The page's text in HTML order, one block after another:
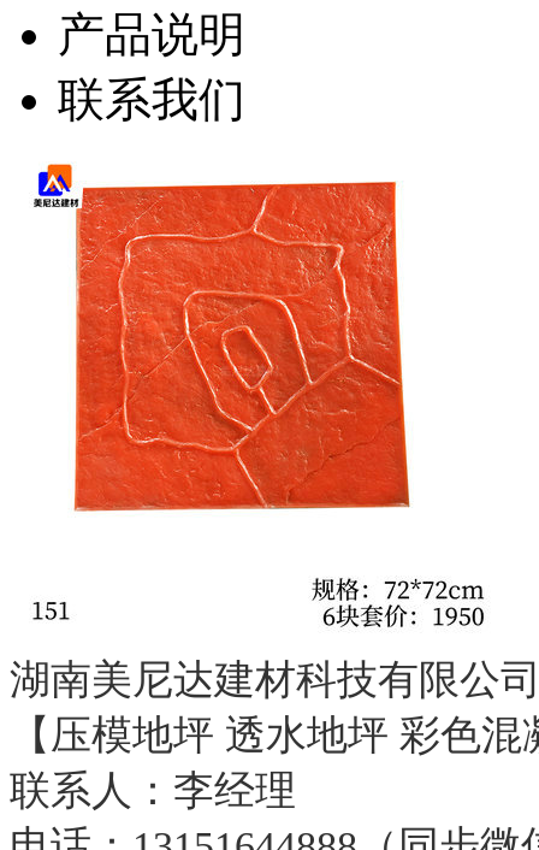
产品说明
联系我们
湖南美尼达建材科技有限公
【压模地坪 透水地坪 彩色
联系人：李经理